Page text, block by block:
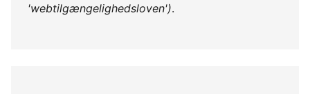
'webtilgængelighedsloven').